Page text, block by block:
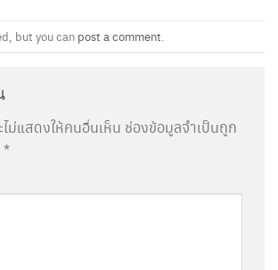
but you can post a comment
ม่แสดงให้คนอื่นเห็น ช่องข้อมูลจำเป็นถูก
*